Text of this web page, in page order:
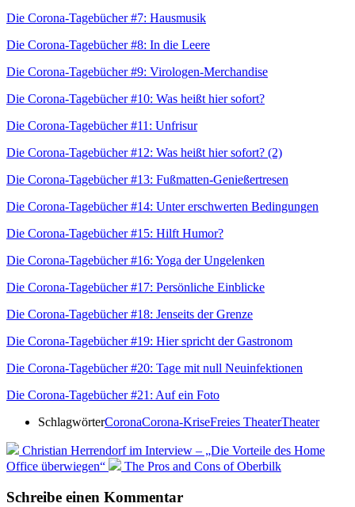
Die Corona-Tagebücher #7: Hausmusik
Die Corona-Tagebücher #8: In die Leere
Die Corona-Tagebücher #9: Virologen-Merchandise
Die Corona-Tagebücher #10: Was heißt hier sofort?
Die Corona-Tagebücher #11: Unfrisur
Die Corona-Tagebücher #12: Was heißt hier sofort? (2)
Die Corona-Tagebücher #13: Fußmatten-Genießertresen
Die Corona-Tagebücher #14: Unter erschwerten Bedingungen
Die Corona-Tagebücher #15: Hilft Humor?
Die Corona-Tagebücher #16: Yoga der Ungelenken
Die Corona-Tagebücher #17: Persönliche Einblicke
Die Corona-Tagebücher #18: Jenseits der Grenze
Die Corona-Tagebücher #19: Hier spricht der Gastronom
Die Corona-Tagebücher #20: Tage mit null Neuinfektionen
Die Corona-Tagebücher #21: Auf ein Foto
SchlagwörterCoronaCorona-KriseFreies TheaterTheater
Christian Herrendorf im Interview – „Die Vorteile des Home
Office überwiegen“
The Pros and Cons of Oberbilk
Schreibe einen Kommentar